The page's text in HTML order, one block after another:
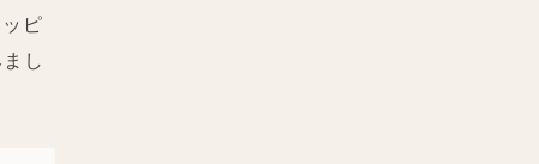
ピ
し